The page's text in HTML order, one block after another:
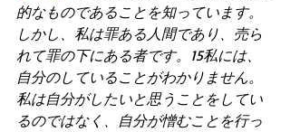
的なものであることを知っています。
しかし、私は罪ある人間であり、売ら
れて罪の下にある者です。15私には、
自分のしていることがわかりません。
私は自分がしたいと思うことをしてい
るのではなく、自分が憎むことを行っ